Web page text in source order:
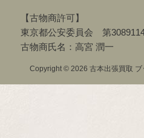
【古物商許可】
東京都公安委員会 第
古物商氏名：高宮 潤一
Copyright © 2026 古本出張買取 ブ